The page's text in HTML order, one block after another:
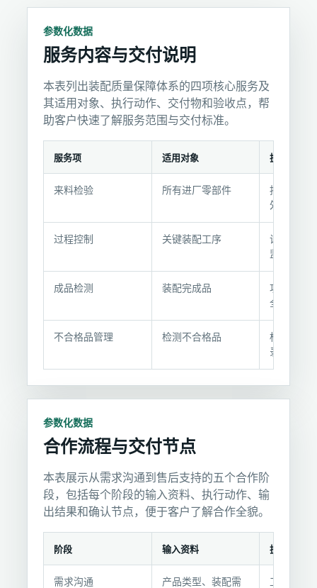
参数化数据
服务内容与交付说明
本表列出装配质量保障体系的四项核心服务及
其适用对象、执行动作、交付物和验收点，帮
助客户快速了解服务范围与交付标准。
容
交
付
明
服务项 适用对象 执行动作
来料检验 所有进厂零部件
按标准检
外观、材
过程控制 关键装配工序
设置质检
监控参数
成品检测 装配完成品
功能、外
全面检测
不合格品管理 检测不合格品
标识、隔
录、处理
参数化数据
合作流程与交付节点
本表展示从需求沟通到售后支持的五个合作阶
段，包括每个阶段的输入资料、执行动作、输
出结果和确认节点，便于客户了解合作全貌。
阶段 输入资料 执行动作
需求沟通
产品类型、装配需
工程师对